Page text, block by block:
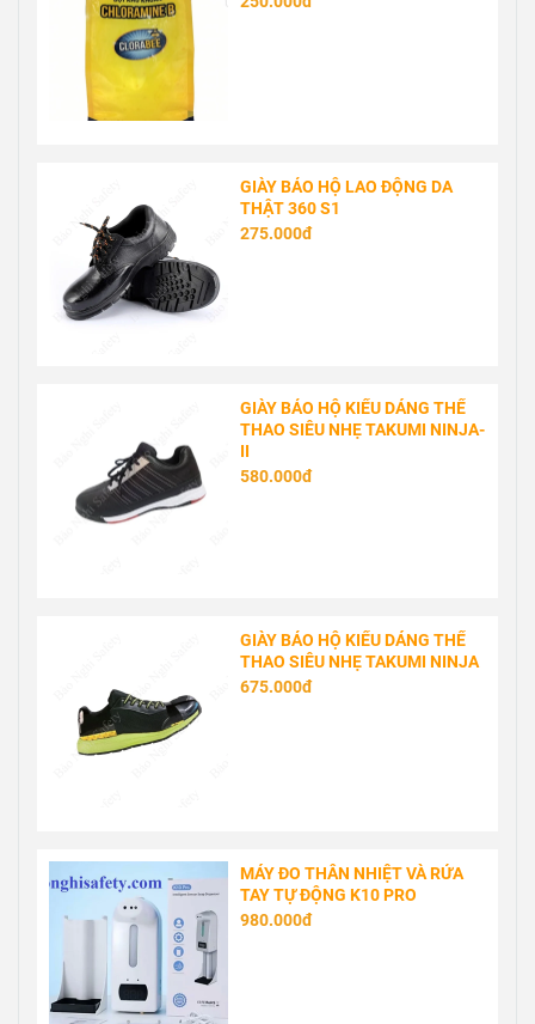
GIÀY BẢO HỘ LAO ĐỘNG DA
THẬT 360 S1
275.000đ
GIÀY BẢO HỘ KIỂU DÁNG THỂ
THAO SIÊU NHẸ TAKUMI NINJA-
II
580.000đ
GIÀY BẢO HỘ KIỂU DÁNG THỂ
THAO SIÊU NHẸ TAKUMI NINJA
675.000đ
MÁY ĐO THÂN NHIỆT VÀ RỬA
TAY TỰ ĐỘNG K10 PRO
980.000đ